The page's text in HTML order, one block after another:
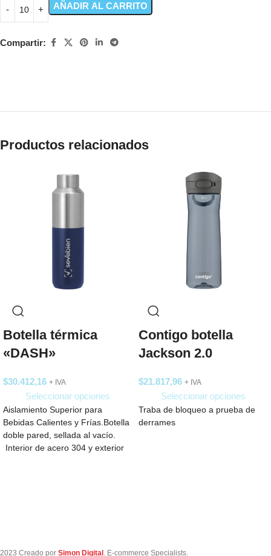
AÑADIR AL CARRITO
Compartir:
Productos relacionados
Botella térmica
«DASH»
$30.412,16 + IVA
Seleccionar opciones
Aislamiento Superior para
Bebidas Calientes y Frías.Botella
doble pared, sellada al vacío.
Interior de acero 304 y exterior
Contigo botella
Jackson 2.0
$21.817,96 + IVA
Seleccionar opciones
Traba de bloqueo a prueba de
derrames
2023 Creado por Simon Digital . E-commerce Specialists.